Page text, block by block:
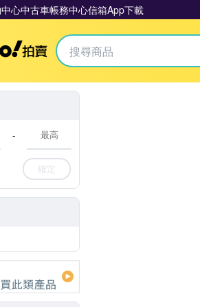
心中古車帳務中心信箱App下載
Yahoo拍賣
-
確定